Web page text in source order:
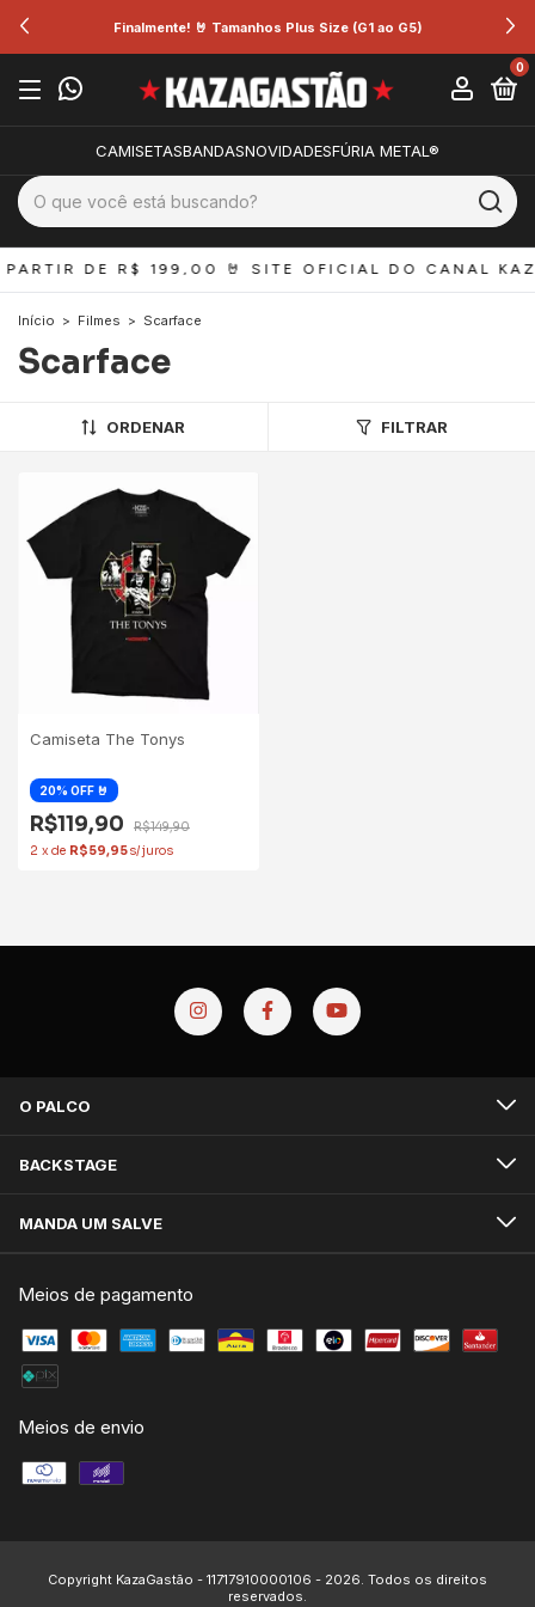
Finalmente! 🤘 Tamanhos Plus Size (G1 ao G5)
0
CAMISETASBANDASNOVIDADESFÚRIA METAL®
DE R$ 199,00 🤘 SITE OFICIAL DO CANAL
Início > Filmes > Scarface
Scarface
ORDENAR FILTRAR
Camiseta The Tonys
R$119,90
R$149,90
2 x de R$59,95
O PALCO
BACKSTAGE
MANDA UM SALVE
Meios de pagamento
Meios de envio
Copyright KazaGastão - 11717910000106 - 2026. Todos os direitos
reservados.